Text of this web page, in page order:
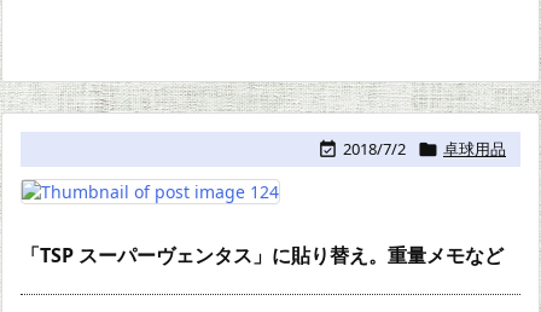
 2018/7/2  卓球用品
「TSP スーパーヴェンタス」に貼り替え。重量メモなど